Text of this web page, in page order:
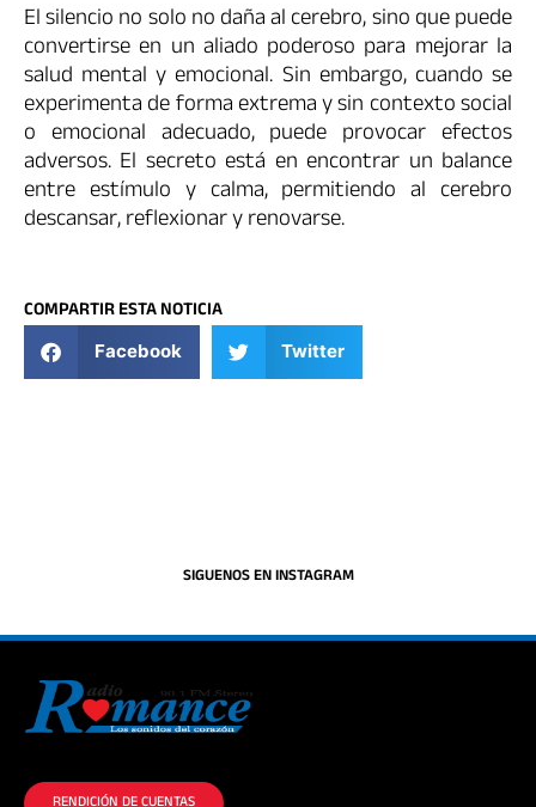
El silencio no solo no daña al cerebro, sino que puede
convertirse en un aliado poderoso para mejorar la
salud mental y emocional. Sin embargo, cuando se
experimenta de forma extrema y sin contexto social
o emocional adecuado, puede provocar efectos
adversos. El secreto está en encontrar un balance
entre estímulo y calma, permitiendo al cerebro
descansar, reflexionar y renovarse.
COMPARTIR ESTA NOTICIA
Facebook Twitter
SIGUENOS EN INSTAGRAM